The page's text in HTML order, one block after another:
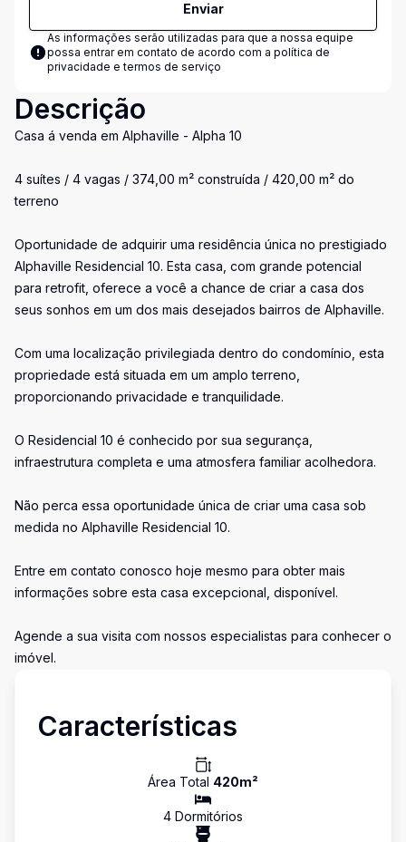
Enviar
As informações serão utilizadas para que a nossa equipe
possa entrar em contato de acordo com a política de
privacidade e termos de serviço
Descrição
Casa á venda em Alphaville - Alpha 10
4 suítes / 4 vagas / 374,00 m² construída / 420,00 m² do
terreno
Oportunidade de adquirir uma residência única no prestigiado
Alphaville Residencial 10. Esta casa, com grande potencial
para retrofit, oferece a você a chance de criar a casa dos
seus sonhos em um dos mais desejados bairros de Alphaville.
Com uma localização privilegiada dentro do condomínio, esta
propriedade está situada em um amplo terreno,
proporcionando privacidade e tranquilidade.
O Residencial 10 é conhecido por sua segurança,
infraestrutura completa e uma atmosfera familiar acolhedora.
Não perca essa oportunidade única de criar uma casa sob
medida no Alphaville Residencial 10.
Entre em contato conosco hoje mesmo para obter mais
informações sobre esta casa excepcional, disponível.
Agende a sua visita com nossos especialistas para conhecer o
imóvel.
Características
Área Total 420m²
4 Dormitórios